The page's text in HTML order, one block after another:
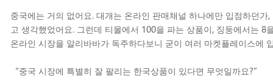
중국에는 거의 없어요. 대개는 온라인 판매채널 하나에만 입점하던
고 생각했었어요. 그런데 티몰에서 100을 파는 상품이, 징둥에서는
온라인 시장을 알리바바가 독주하다보니 굳이 여러 마켓플레이스에
“중국 시장에 특별히 잘 팔리는 한국상품이 있다면 무엇일까요?”